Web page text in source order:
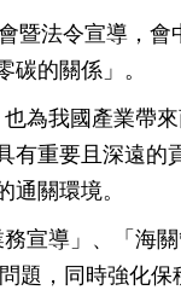
暨法令宣導，會
的關係」。
為我國產業帶
重要且深遠的
關環境。
宣導」、「海
題，同時強化保